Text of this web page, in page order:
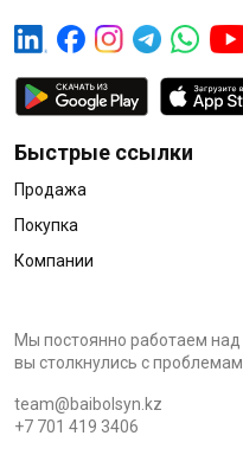
Быстрые ссылки
Продажа
Покупка
Компании
Мы постоянно работаем
вы столкнулись с
team@baibolsyn.kz
+7 701 419 3406